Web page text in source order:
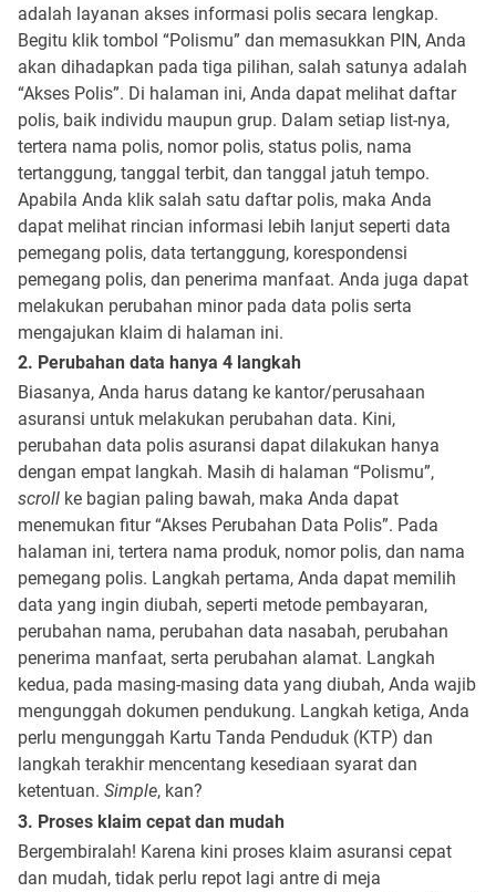
adalah layanan akses informasi polis secara lengkap.
Begitu klik tombol “Polismu” dan memasukkan PIN, Anda
akan dihadapkan pada tiga pilihan, salah satunya adalah
“Akses Polis”. Di halaman ini, Anda dapat melihat daftar
polis, baik individu maupun grup. Dalam setiap list-nya,
tertera nama polis, nomor polis, status polis, nama
tertanggung, tanggal terbit, dan tanggal jatuh tempo.
Apabila Anda klik salah satu daftar polis, maka Anda
dapat melihat rincian informasi lebih lanjut seperti data
pemegang polis, data tertanggung, korespondensi
pemegang polis, dan penerima manfaat. Anda juga dapat
melakukan perubahan minor pada data polis serta
mengajukan klaim di halaman ini.
2. Perubahan data hanya 4 langkah
Biasanya, Anda harus datang ke kantor/perusahaan
asuransi untuk melakukan perubahan data. Kini,
perubahan data polis asuransi dapat dilakukan hanya
dengan empat langkah. Masih di halaman “Polismu”,
scroll ke bagian paling bawah, maka Anda dapat
menemukan fitur “Akses Perubahan Data Polis”. Pada
halaman ini, tertera nama produk, nomor polis, dan nama
pemegang polis. Langkah pertama, Anda dapat memilih
data yang ingin diubah, seperti metode pembayaran,
perubahan nama, perubahan data nasabah, perubahan
penerima manfaat, serta perubahan alamat. Langkah
kedua, pada masing-masing data yang diubah, Anda wajib
mengunggah dokumen pendukung. Langkah ketiga, Anda
perlu mengunggah Kartu Tanda Penduduk (KTP) dan
langkah terakhir mencentang kesediaan syarat dan
ketentuan. Simple, kan?
3. Proses klaim cepat dan mudah
Bergembiralah! Karena kini proses klaim asuransi cepat
dan mudah, tidak perlu repot lagi antre di meja